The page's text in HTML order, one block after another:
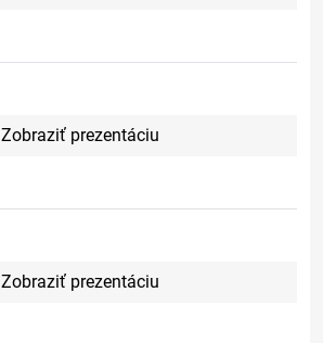
Zobraziť prezentáciu
Zobraziť prezentáciu